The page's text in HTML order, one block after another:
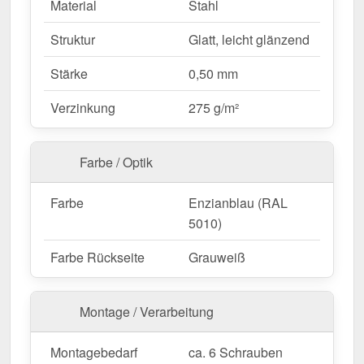
Feste Längen– 2,00 m, flexibel für Ihr
Bauprojekt.
Ideal für folgende Anwendungen:
Dach- & Wandanschlüsse
– Perfekte
Abdichtung für Übergänge an Fassaden &
Dächern.
Verkleidungen & Abdeckungen– Saubere
Übergänge für verschiedene Bauteile.
Garten- & Carportkonstruktionen
Schutzbleche für offene Überdachungen.
Gewerbebauten & Industrieanlagen
und langlebige Lösung für Hallen & Gebäude.
Landwirtschaftliche Gebäude
Witterungsbeständig für Stallungen &
Maschinenhallen.
Material
Stahl
Struktur
Glatt, leicht glänzend
Stärke
0,50 mm
Verzinkung
275 g/m²
Farbe / Optik
Farbe
Enzianblau (RAL
5010)
Farbe Rückseite
Grauweiß
Montage / Verarbeitung
Montagebedarf
ca. 6 Schrauben